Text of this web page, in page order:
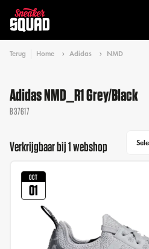
Terug Home Adidas NMD
Adidas NMD_R1 Grey/Black
B37617
Verkrijgbaar bij 1 webshop
OCT
01